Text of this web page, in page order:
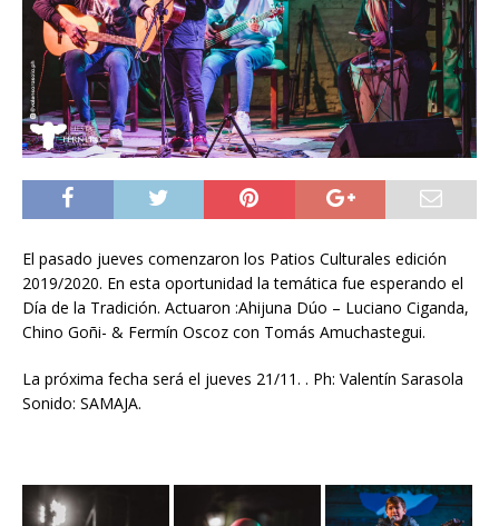
El pasado jueves comenzaron los Patios Culturales edición
2019/2020. En esta oportunidad la temática fue esperando el
Día de la Tradición. Actuaron :Ahijuna Dúo – Luciano Ciganda,
Chino Goñi- & Fermín Oscoz con Tomás Amuchastegui.
La próxima fecha será el jueves 21/11. . Ph: Valentín Sarasola
Sonido: SAMAJA.